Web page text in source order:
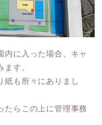
内に入った場合、キャ
す。
紙も所々にありまし
たらこの上に管理事務